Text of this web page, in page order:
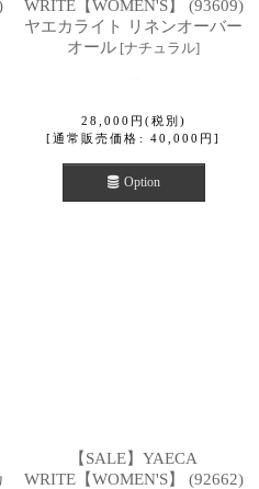
WRITE【WOMEN'S】 (93609)
ヤエカライト リネンオーバー
オール [ナチュラル]
28,000 円 (税別)
[通常販売価格 : 40,000 円 ]
Option
【SALE】YAECA
WRITE【WOMEN'S】 (92662)